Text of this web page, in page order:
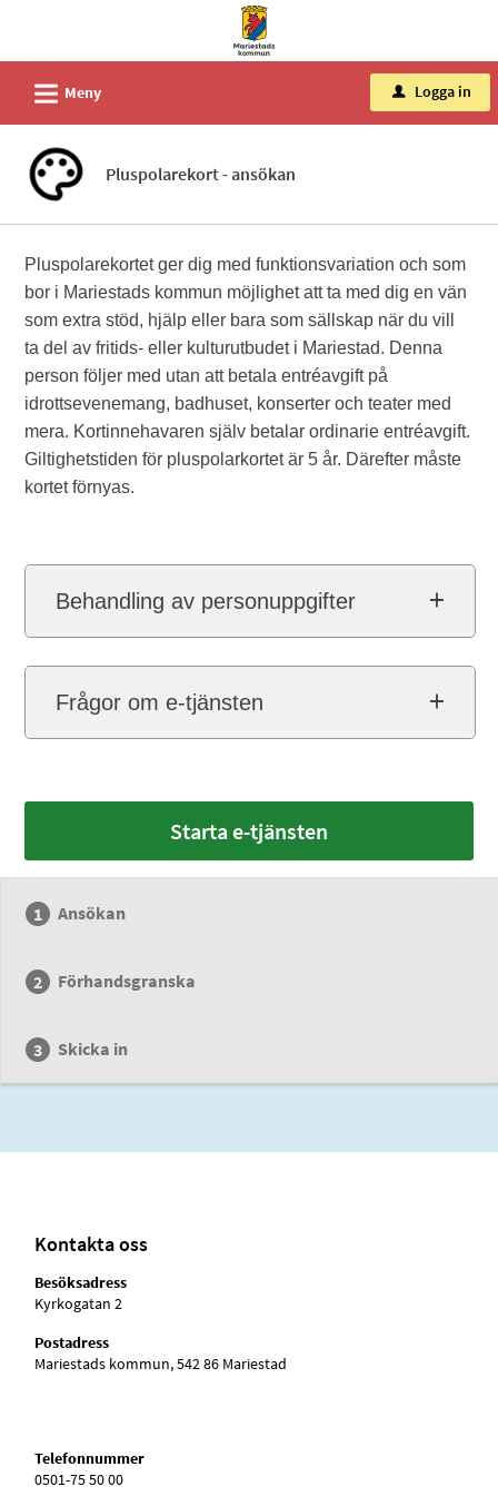
tjänster
kommun
L Meny u Logga in
Pluspolarekort - ansökan
Pluspolarekortet ger dig med funktionsvariation och som
bor i Mariestads kommun möjlighet att ta med dig en vän
som extra stöd, hjälp eller bara som sällskap när du vill
ta del av fritids- eller kulturutbudet i Mariestad. Denna
person följer med utan att betala entréavgift på
idrottsevenemang, badhuset, konserter och teater med
mera. Kortinnehavaren själv betalar ordinarie entréavgift.
Giltighetstiden för pluspolarkortet är 5 år. Därefter måste
kortet förnyas.
Behandling av personuppgifter
Frågor om e-tjänsten
Starta e-tjänsten
Ansökan
Förhandsgranska
Skicka in
Kontakta oss
Besöksadress
Kyrkogatan 2
Postadress
Mariestads kommun, 542 86 Mariestad
Telefonnummer
0501-75 50 00